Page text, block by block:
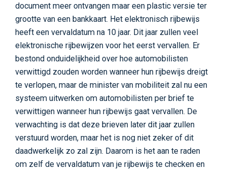
document meer ontvangen maar een plastic versie ter
grootte van een bankkaart. Het elektronisch rijbewijs
heeft een vervaldatum na 10 jaar. Dit jaar zullen veel
elektronische rijbewijzen voor het eerst vervallen. Er
bestond onduidelijkheid over hoe automobilisten
verwittigd zouden worden wanneer hun rijbewijs dreigt
te verlopen, maar de minister van mobiliteit zal nu een
systeem uitwerken om automobilisten per brief te
verwittigen wanneer hun rijbewijs gaat vervallen. De
verwachting is dat deze brieven later dit jaar zullen
verstuurd worden, maar het is nog niet zeker of dit
daadwerkelijk zo zal zijn. Daarom is het aan te raden
om zelf de vervaldatum van je rijbewijs te checken en